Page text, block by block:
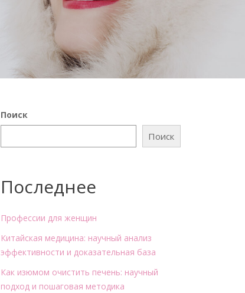
Поиск
Поиск
Последнее
Профессии для женщин
Китайская медицина: научный анализ
эффективности и доказательная база
Как изюмом очистить печень: научный
подход и пошаговая методика